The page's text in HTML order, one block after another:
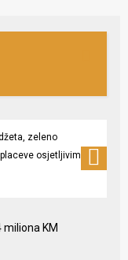
zeleno
osjetljivim